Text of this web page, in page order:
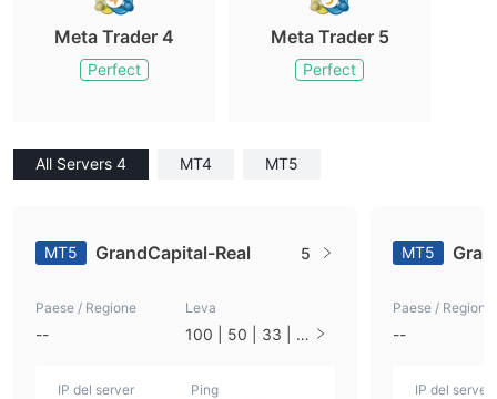
Meta Trader 4
Perfect
Meta Trader 5
Perfect
All Servers 4 MT4 MT5
MT5 GrandCapital-Real 5
Paese / Regione
--
Leva
100 | 50 | 33 | 2
IP del server Ping
MT5
Paese / Regione
--
IP del server